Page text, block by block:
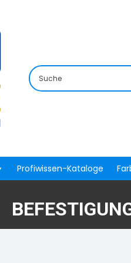
Profiwissen-Kataloge